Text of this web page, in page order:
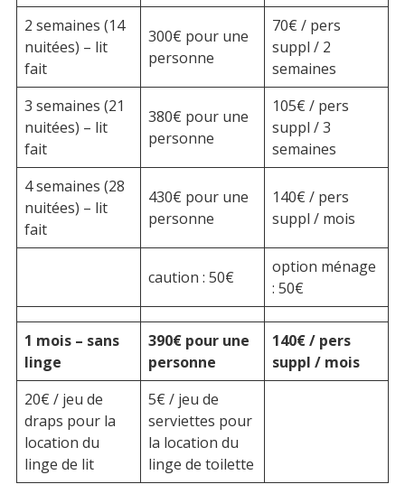
2 semaines (14
nuitées) – lit
fait
300€ pour une
personne
70€ / pers
suppl / 2
semaines
3 semaines (21
nuitées) – lit
fait
380€ pour une
personne
105€ / pers
suppl / 3
semaines
4 semaines (28
nuitées) – lit
fait
430€ pour une
personne
140€ / pers
suppl / mois
caution : 50€
option ménage
: 50€
1 mois – sans
linge
390€ pour une
personne
140€ / pers
suppl / mois
20€ / jeu de
draps pour la
location du
linge de lit
5€ / jeu de
serviettes pour
la location du
linge de toilette